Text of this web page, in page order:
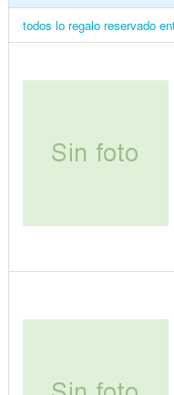
todos lo regalo reservado